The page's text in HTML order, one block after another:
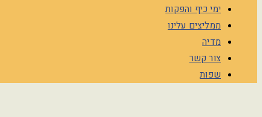
ימי כיף והפקות
ממליצים עלינו
מדיה
צור קשר
שפות